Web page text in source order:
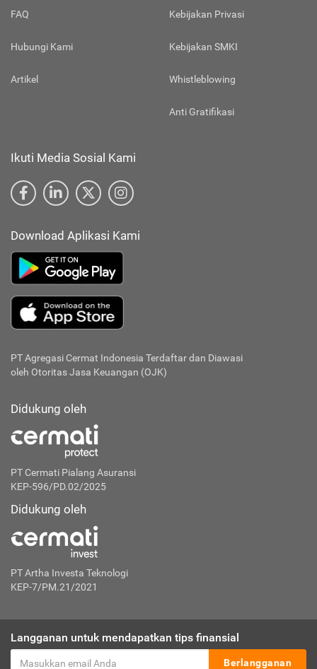
FAQ
Hubungi Kami
Artikel
Kebijakan Privasi
Kebijakan SMKI
Whistleblowing
Anti Gratifikasi
Ikuti Media Sosial Kami
Download Aplikasi Kami
PT Agregasi Cermat Indonesia Terdaftar dan Diawasi
oleh Otoritas Jasa Keuangan (OJK)
Didukung oleh
PT Cermati Pialang Asuransi
KEP-596/PD.02/2025
Didukung oleh
PT Artha Investa Teknologi
KEP-7/PM.21/2021
Langganan untuk mendapatkan tips finansial
Berlangganan